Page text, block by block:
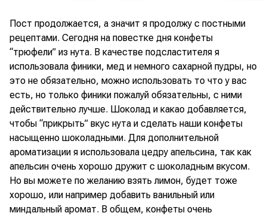
Пост продолжается, а значит я продолжу с постными
рецептами. Сегодня на повестке дня конфеты
“трюфели” из нута. В качестве подсластителя я
использовала финики, мед и немного сахарной пудры, но
это не обязательно, можно использовать то что у вас
есть, но только финики пожалуй обязательны, с ними
действительно лучше. Шоколад и какао добавляется,
чтобы “прикрыть” вкус нута и сделать наши конфеты
насыщенно шоколадными. Для дополнительной
ароматизации я использовала цедру апельсина, так как
апельсин очень хорошо дружит с шоколадным вкусом.
Но вы можете по желанию взять лимон, будет тоже
хорошо, или например добавить ванильный или
миндальный аромат. В общем, конфеты очень